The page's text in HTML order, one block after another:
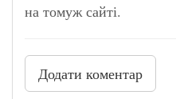
на томуж сайті.
Додати коментар